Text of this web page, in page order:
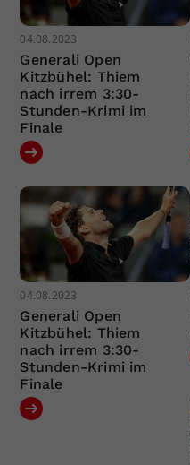
04.08.2023
Generali Open
Kitzbühel: Thiem
nach irrem 3:30-
Stunden-Krimi im
Finale
04.08.2023
Generali Open
Kitzbühel: Thiem
nach irrem 3:30-
Stunden-Krimi im
Finale